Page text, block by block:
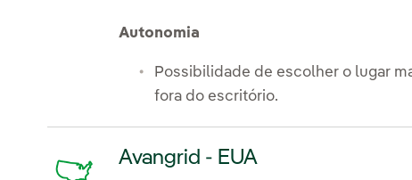
Autonomia
Possibilidade de escolher o lugar
fora do escritório.
Avangrid - EUA